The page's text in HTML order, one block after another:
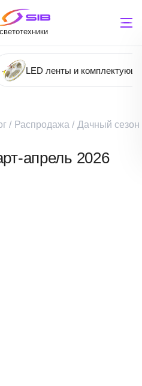
LED ленты и
/ Распродажа / Дачный сезон
апрель 2026